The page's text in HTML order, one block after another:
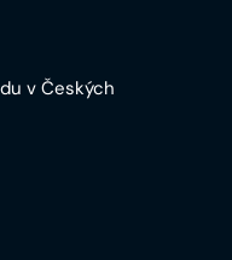
v Českých